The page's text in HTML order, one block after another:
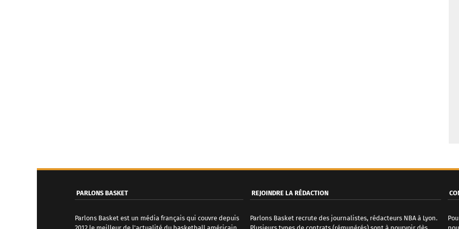
PARLONS BASKET
Parlons Basket est un média français qui couvre depuis
REJOINDRE LA RÉDACTION
Parlons Basket recrute des journalistes, rédacteurs NBA à Lyon.